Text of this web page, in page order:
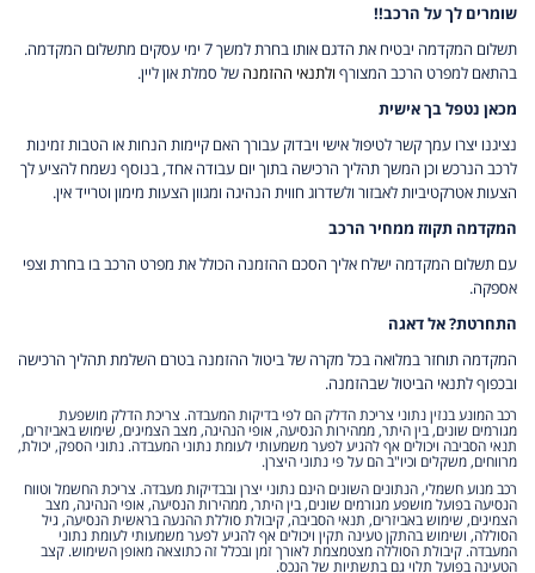
שומרים לך על הרכב!!
תשלום המקדמה יבטיח את הדגם אותו בחרת למשך 7 ימי עסקים מתשלום המקדמה.
בהתאם למפרט הרכב המצורף ולתנאי ההזמנה של סמלת און ליין.
מכאן נטפל בך אישית
נציגנו יצרו עמך קשר לטיפול אישי ויבדוק עבורך האם קיימות הנחות או הטבות זמינות
לרכב הנרכש וכן המשך תהליך הרכישה בתוך יום עבודה אחד, בנוסף נשמח להציע לך
הצעות אטרקטיביות לאבזור ולשדרוג חווית הנהיגה ומגוון הצעות מימון וטרייד אין.
המקדמה תקוזז ממחיר הרכב
עם תשלום המקדמה ישלח אליך הסכם ההזמנה הכולל את מפרט הרכב בו בחרת וצפי
אספקה.
התחרטת? אל דאגה
המקדמה תוחזר במלואה בכל מקרה של ביטול ההזמנה בטרם השלמת תהליך הרכישה
ובכפוף לתנאי הביטול שבהזמנה.
רכב המונע בנזין נתוני צריכת הדלק הם לפי בדיקות המעבדה. צריכת הדלק מושפעת
מגורמים שונים, בין היתר, ממהירות הנסיעה, אופי הנהיגה, מצב הצמיגים, שימוש באביזרים,
תנאי הסביבה ויכולים אף להגיע לפער משמעותי לעומת נתוני המעבדה. נתוני הספק, יכולת,
מרווחים, משקלים וכיו"ב הם על פי נתוני היצרן.
רכב מנוע חשמלי, הנתונים השונים הינם נתוני יצרן ובבדיקות מעבדה. צריכת החשמל וטווח
הנסיעה בפועל מושפע מגורמים שונים, בין היתר, ממהירות הנסיעה, אופי הנהיגה, מצב
הצמיגים, שימוש באביזרים, תנאי הסביבה, קיבולת סוללת ההנעה בראשית הנסיעה, גיל
הסוללה, ושימוש בהתקן טעינה תקין ויכולים אף להגיע לפער משמעותי לעומת נתוני
המעבדה. קיבולת הסוללה מצטמצמת לאורך זמן ובכלל זה כתוצאה מאופן השימוש. קצב
הטעינה בפועל תלוי גם בתשתיות של הנכס.